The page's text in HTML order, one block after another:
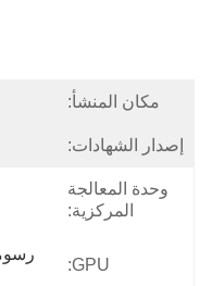
مكان المنشأ:
إصدار الشهادات:
وحدة المعالجة
المركزية:
GPU: